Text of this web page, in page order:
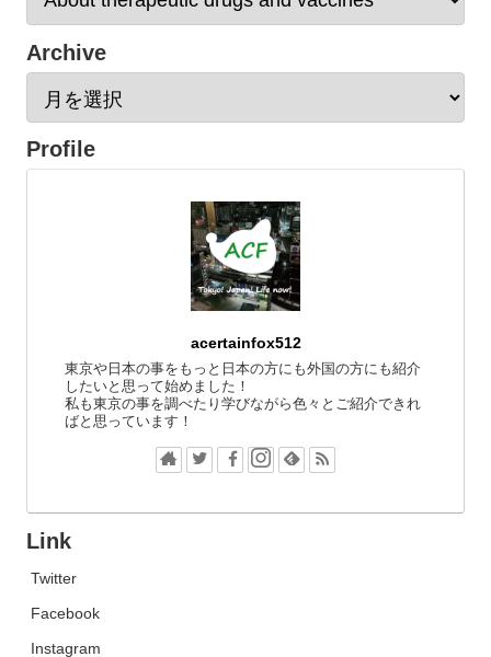
Archive
Profile
acertainfox512
東京や日本の事をもっと日本の方にも外国の方にも紹介
したいと思って始めました！
私も東京の事を調べたり学びながら色々とご紹介できれ
ばと思っています！
Link
Twitter
Facebook
Instagram